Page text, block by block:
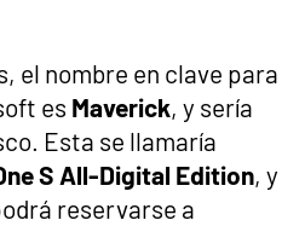
el nombre en clave para
es Maverick, y sería
Esta se llamaría
S All-Digital Edition, y
reservarse a